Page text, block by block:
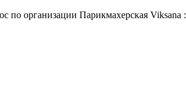
по организации Парикмахерская Viksana :